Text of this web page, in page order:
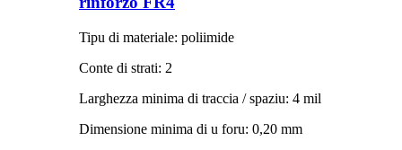
Tipu di materiale: poliimide
Conte di strati: 2
Larghezza minima di traccia / spaziu: 4 mil
Dimensione minima di u foru: 0,20 mm